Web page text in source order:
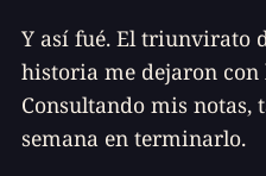
Y así fué. El triunvirato
historia me dejaron con
Consultando mis notas,
semana en terminarlo.